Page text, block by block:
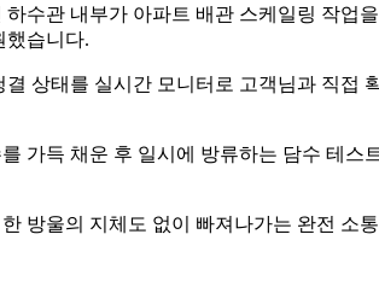
수관 내부가 아파트 배관 스케일링 작업을
했습니다.
상태를 실시간 모니터로 고객님과 직접
가득 채운 후 일시에 방류하는 담수 테스
방울의 지체도 없이 빠져나가는 완전 소